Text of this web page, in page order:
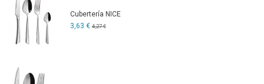
Cubertería NICE
3,63 € 4,27 €